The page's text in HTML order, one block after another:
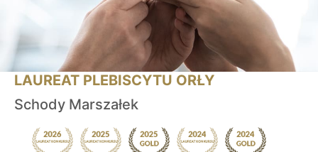
LAUREAT PLEBISCYTU ORŁY
Schody Marszałek